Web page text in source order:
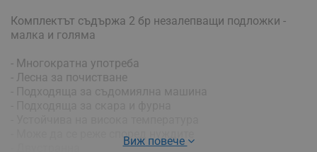
Комплектът съдържа 2 бр незалепващи подложки -
малка и голяма
- Многократна употреба
- Лесна за почистване
- Подходяща за съдомиялна машина
- Може да се реже според нуждите
Виж повече